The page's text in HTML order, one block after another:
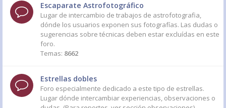
Escaparate Astrofotográfico
Lugar de intercambio de trabajos de astrofotografia,
dónde los usuarios exponen sus fotografías. Las dudas o
sugerencias sobre técnicas deben estar excluídas en este
foro.
Temas: 8662
Estrellas dobles
Foro especialmente dedicado a este tipo de estrellas.
Lugar dónde intercambiar experiencias, observaciones o